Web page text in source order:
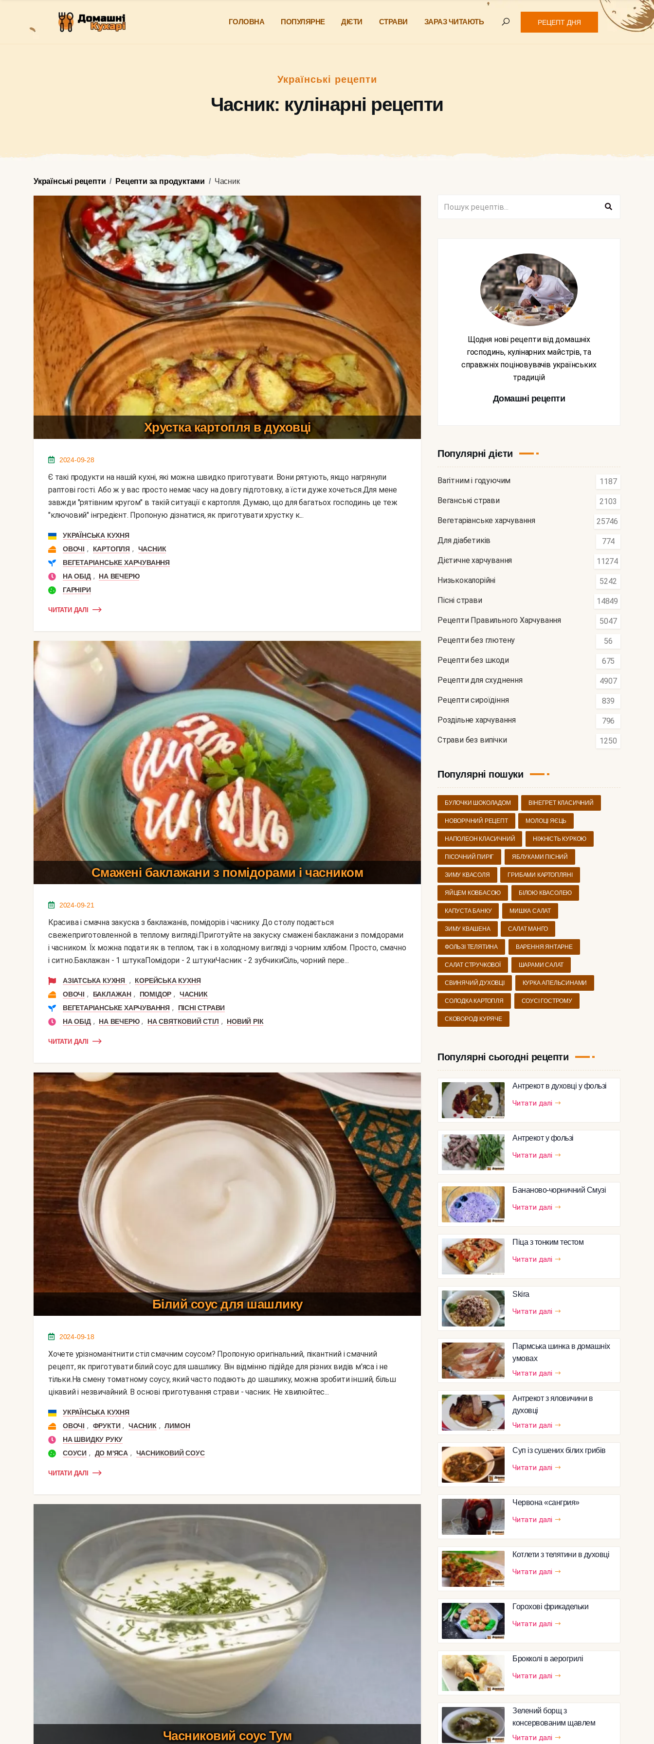
ГОЛОВНА ПОПУЛЯРНЕ ДІЄТИ СТРАВИ ЗАРАЗ ЧИТАЮТЬ РЕЦЕПТ ДНЯ
Українські рецепти
Часник: кулінарні рецепти
Українські рецепти Рецепти за продуктами Часник
Хрустка картопля в духовці
2024-09-28
Є такі продукти на нашій кухні, які можна швидко приготувати. Вони рятують, якщо нагрянули
раптові гості. Або ж у вас просто немає часу на довгу підготовку, а їсти дуже хочеться.Для мене
завжди "рятівним кругом" в такій ситуації є картопля. Думаю, що для багатьох господинь це теж
"ключовий" інгредієнт. Пропоную дізнатися, як приготувати хрустку к...
УКРАЇНСЬКА КУХНЯ
ОВОЧІ , КАРТОПЛЯ ,
ЧАСНИК
ВЕГЕТАРІАНСЬКЕ ХАРЧУВАННЯ
НА ОБІД ,
НА ВЕЧЕРЮ
ГАРНІРИ
ЧИТАТИ ДАЛІ
Смажені баклажани з помідорами і часником
2024-09-21
Красива і смачна закуска з баклажанів, помідорів і часнику. До столу подається
свежеприготовленной в теплому вигляді.Приготуйте на закуску смажені баклажани з помідорами
і часником. Їх можна подати як в теплом, так і в холодному вигляді з чорним хлібом. Просто, смачно
і ситно.Баклажан - 1 штукаПомідори - 2 штукиЧасник - 2 зубчикиСіль, чорний пере...
АЗІАТСЬКА КУХНЯ ,
КОРЕЙСЬКА КУХНЯ
ОВОЧІ , БАКЛАЖАН , ПОМІДОР ,
ЧАСНИК
ВЕГЕТАРІАНСЬКЕ ХАРЧУВАННЯ ,
ПІСНІ СТРАВИ
НА ОБІД , НА ВЕЧЕРЮ , НА СВЯТКОВИЙ СТІЛ , НОВИЙ РІК
ЧИТАТИ ДАЛІ
Білий соус для шашлику
2024-09-18
Хочете урізноманітнити стіл смачним соусом? Пропоную оригінальний, пікантний і смачний
рецепт, як приготувати білий соус для шашлику. Він відмінно підійде для різних видів м'яса і не
тільки.На смену томатному соусу, який часто подають до шашлику, можна зробити інший, більш
цікавий і незвичайний. В основі приготування страви - часник. Не хвилюйтес...
УКРАЇНСЬКА КУХНЯ
ОВОЧІ , ФРУКТИ , ЧАСНИК , ЛИМОН
НА ШВИДКУ РУКУ
СОУСИ , ДО М'ЯСА , ЧАСНИКОВИЙ СОУС
ЧИТАТИ ДАЛІ
Часниковий соус Тум
Щодня нові рецепти від домашніх
господинь, кулінарних майстрів, та
справжніх поціновувачів українських
традицій
Домашні рецепти
Популярні дієти
Вагітним і годуючим 1187
Веганські страви 2103
Вегетаріанське харчування 25746
Для діабетиків 774
Дієтичне харчування 11274
Низькокалорійні 5242
Пісні страви 14849
Рецепти Правильного Харчування 5047
Рецепти без глютену 56
Рецепти без шкоди 675
Рецепти для схуднення 4907
Рецепти сироїдіння 839
Роздільне харчування 796
Страви без випічки 1250
Популярні пошуки
БУЛОЧКИ ШОКОЛАДОМ ВІНЕГРЕТ КЛАСИЧНИЙ
НОВОРІЧНИЙ РЕЦЕПТ МОЛОЦІ ЯЄЦЬ
НАПОЛЕОН КЛАСИЧНИЙ НІЖНІСТЬ КУРКОЮ
ПІСОЧНИЙ ПИРІГ ЯБЛУКАМИ ПІСНИЙ
ЗИМУ КВАСОЛЯ ГРИБАМИ КАРТОПЛЯНІ
ЯЙЦЕМ КОВБАСОЮ БІЛОЮ КВАСОЛЕЮ
КАПУСТА БАНКУ МИШКА САЛАТ
ЗИМУ КВАШЕНА САЛАТ МАНГО
ФОЛЬЗІ ТЕЛЯТИНА ВАРЕННЯ ЯНТАРНЕ
САЛАТ СТРУЧКОВОЇ ШАРАМИ САЛАТ
СВИНЯЧИЙ ДУХОВЦІ КУРКА АПЕЛЬСИНАМИ
СОЛОДКА КАРТОПЛЯ СОУСІ ГОСТРОМУ
СКОВОРОДІ КУРЯЧЕ
Популярні сьогодні рецепти
Антрекот в духовці у фользі
Читати далі
Антрекот у фользі
Читати далі
Бананово-чорничний Смузі
Читати далі
Піца з тонким тестом
Читати далі
Skira
Читати далі
Пармська шинка в домашніх
умовах
Читати далі
Антрекот з яловичини в
духовці
Читати далі
Суп із сушених білих грибів
Читати далі
Червона «сангрия»
Читати далі
Котлети з телятини в духовці
Читати далі
Горохові фрикадельки
Читати далі
Брокколі в аерогрилі
Читати далі
Зелений борщ з
консервованим щавлем
Читати далі